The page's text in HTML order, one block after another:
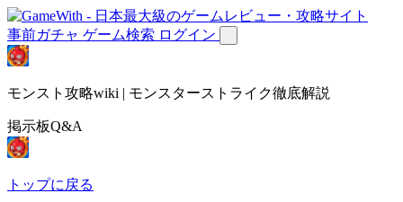
事前ガチャ ゲーム検索 ログイン
モンスト攻略wiki | モンスターストライク徹底解説
掲示板Q&A
トップに戻る